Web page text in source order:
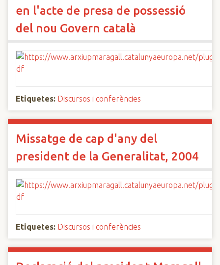
en l'acte de presa de possessió
del nou Govern català
Etiquetes: Discursos i conferències
Missatge de cap d'any del
president de la Generalitat, 2004
Etiquetes: Discursos i conferències